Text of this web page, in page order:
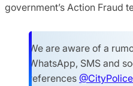
government’s Action Fraud
We are aware of a
WhatsApp, SMS and
references